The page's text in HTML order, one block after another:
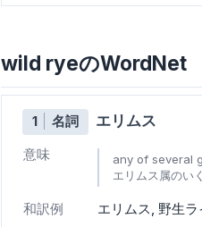
wild ryeのWordNet
1 名詞 エリムス
意味
any of several
エリムス属のい
和訳例 エリムス 野生ラ